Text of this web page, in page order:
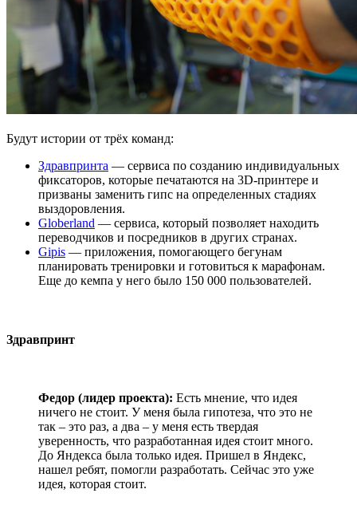
Будут истории от трёх команд:
Здравпринта — сервиса по созданию индивидуальных
фиксаторов, которые печатаются на 3D-принтере и
призваны заменить гипс на определенных стадиях
выздоровления.
Globerland — сервиса, который позволяет находить
переводчиков и посредников в других странах.
Gipis — приложения, помогающего бегунам
планировать тренировки и готовиться к марафонам.
Еще до кемпа у него было 150 000 пользователей.
Здравпринт
Федор (лидер проекта): Есть мнение, что идея
ничего не стоит. У меня была гипотеза, что это не
так – это раз, а два – у меня есть твердая
уверенность, что разработанная идея стоит много.
До Яндекса была только идея. Пришел в Яндекс,
нашел ребят, помогли разработать. Сейчас это уже
идея, которая стоит.